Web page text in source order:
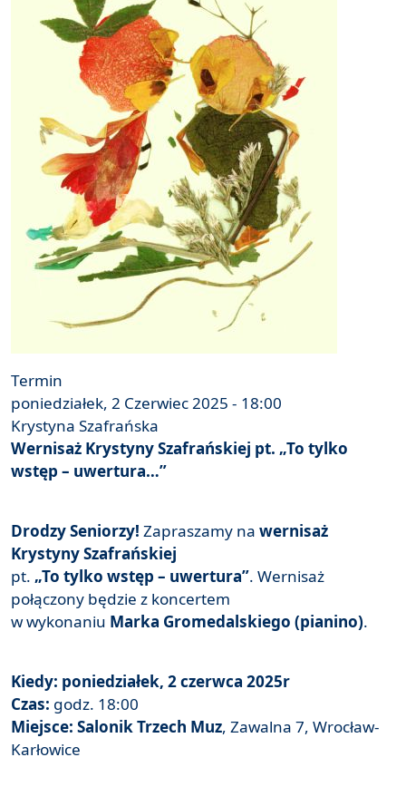
Termin
poniedziałek, 2 Czerwiec 2025 - 18:00
Krystyna Szafrańska
Wernisaż Krystyny Szafrańskiej pt. „To tylko
wstęp – uwertura…”
Drodzy Seniorzy! Zapraszamy na wernisaż
Krystyny Szafrańskiej
pt. „To tylko wstęp – uwertura”. Wernisaż
połączony będzie z koncertem
w wykonaniu Marka Gromedalskiego (pianino).
Kiedy: poniedziałek, 2 czerwca 2025r
Czas: godz. 18:00
Miejsce: Salonik Trzech Muz, Zawalna 7, Wrocław-
Karłowice